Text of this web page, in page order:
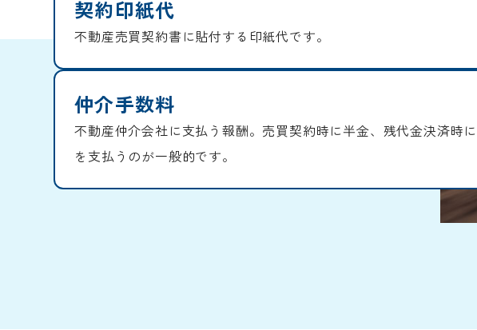
契約印紙代
不動産売買契約書に貼付する印紙代です。
仲介手数料
不動産仲介会社に支払う報酬。売買契約時に半金、残代金決済時
を支払うのが一般的です。